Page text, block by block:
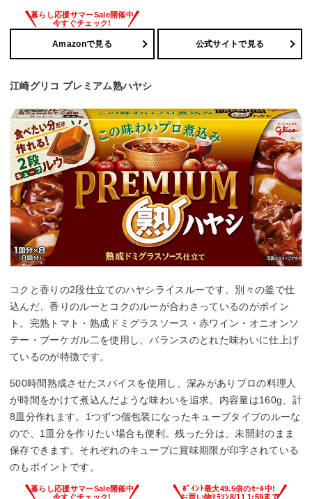
Amazonで見る 公式サイトで見る
江崎グリコ プレミアム熟ハヤシ
コクと香りの2段仕立てのハヤシライスルーです。別々の釜で仕
込んだ、香りのルーとコクのルーが合わさっているのがポイン
ト。完熟トマト・熟成ドミグラスソース・赤ワイン・オニオンソ
テー・ブーケガル二を使用し、バランスのとれた味わいに仕上げ
ているのが特徴です。
500時間熟成させたスパイスを使用し、深みがありプロの料理人
が時間をかけて煮込んだような味わいを追求。内容量は160g、計
8皿分作れます。1つずつ個包装になったキューブタイプのルーな
ので、1皿分を作りたい場合も便利。残った分は、未開封のまま
保存できます。それぞれのキューブに賞味期限が印字されている
のもポイントです。